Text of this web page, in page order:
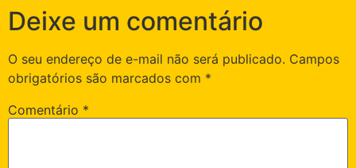
Deixe um comentário
O seu endereço de e-mail não será publicado. Campos
obrigatórios são marcados com *
Comentário *